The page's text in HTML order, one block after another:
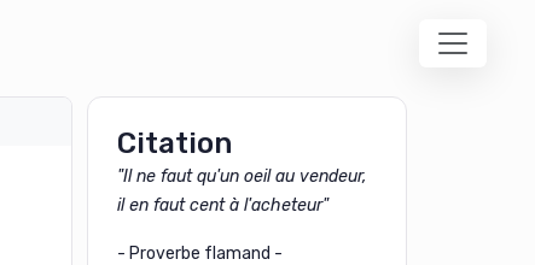
Citation
"Il ne faut qu'un oeil au vendeur,
il en faut cent à l'acheteur"
- Proverbe flamand -